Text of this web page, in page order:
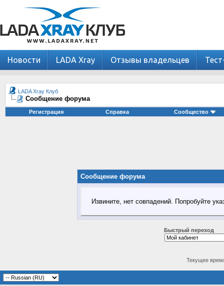
Новости LADA Xray Отзывы владельцев
LADA Xray Клуб
Сообщение форума
Регистрация Справка Сообщество
Сообщение форума
Извините, нет совпадений. Попробуйте
Быстрый переход
Текущее